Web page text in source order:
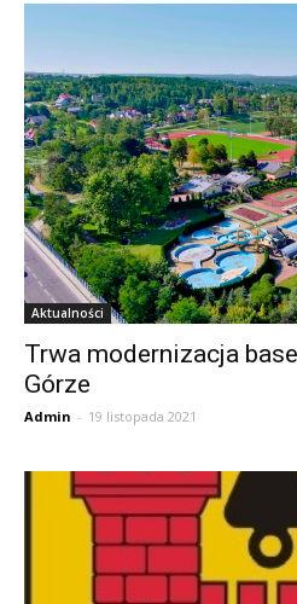
Aktualności
Trwa modernizacja
Górze
Admin - 19 listopada 2021